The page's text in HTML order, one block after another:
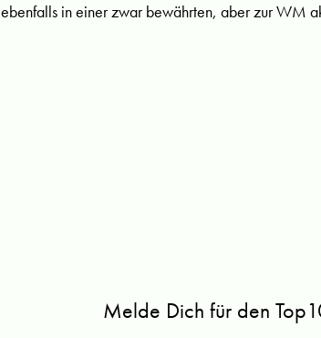
ebenfalls in einer zwar bewährten, aber zur WM
Melde Dich für den